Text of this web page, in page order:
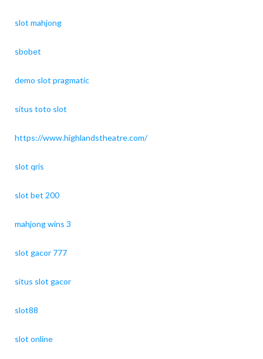
slot mahjong
sbobet
demo slot pragmatic
situs toto slot
https://www.highlandstheatre.com/
slot qris
slot bet 200
mahjong wins 3
slot gacor 777
situs slot gacor
slot88
slot online